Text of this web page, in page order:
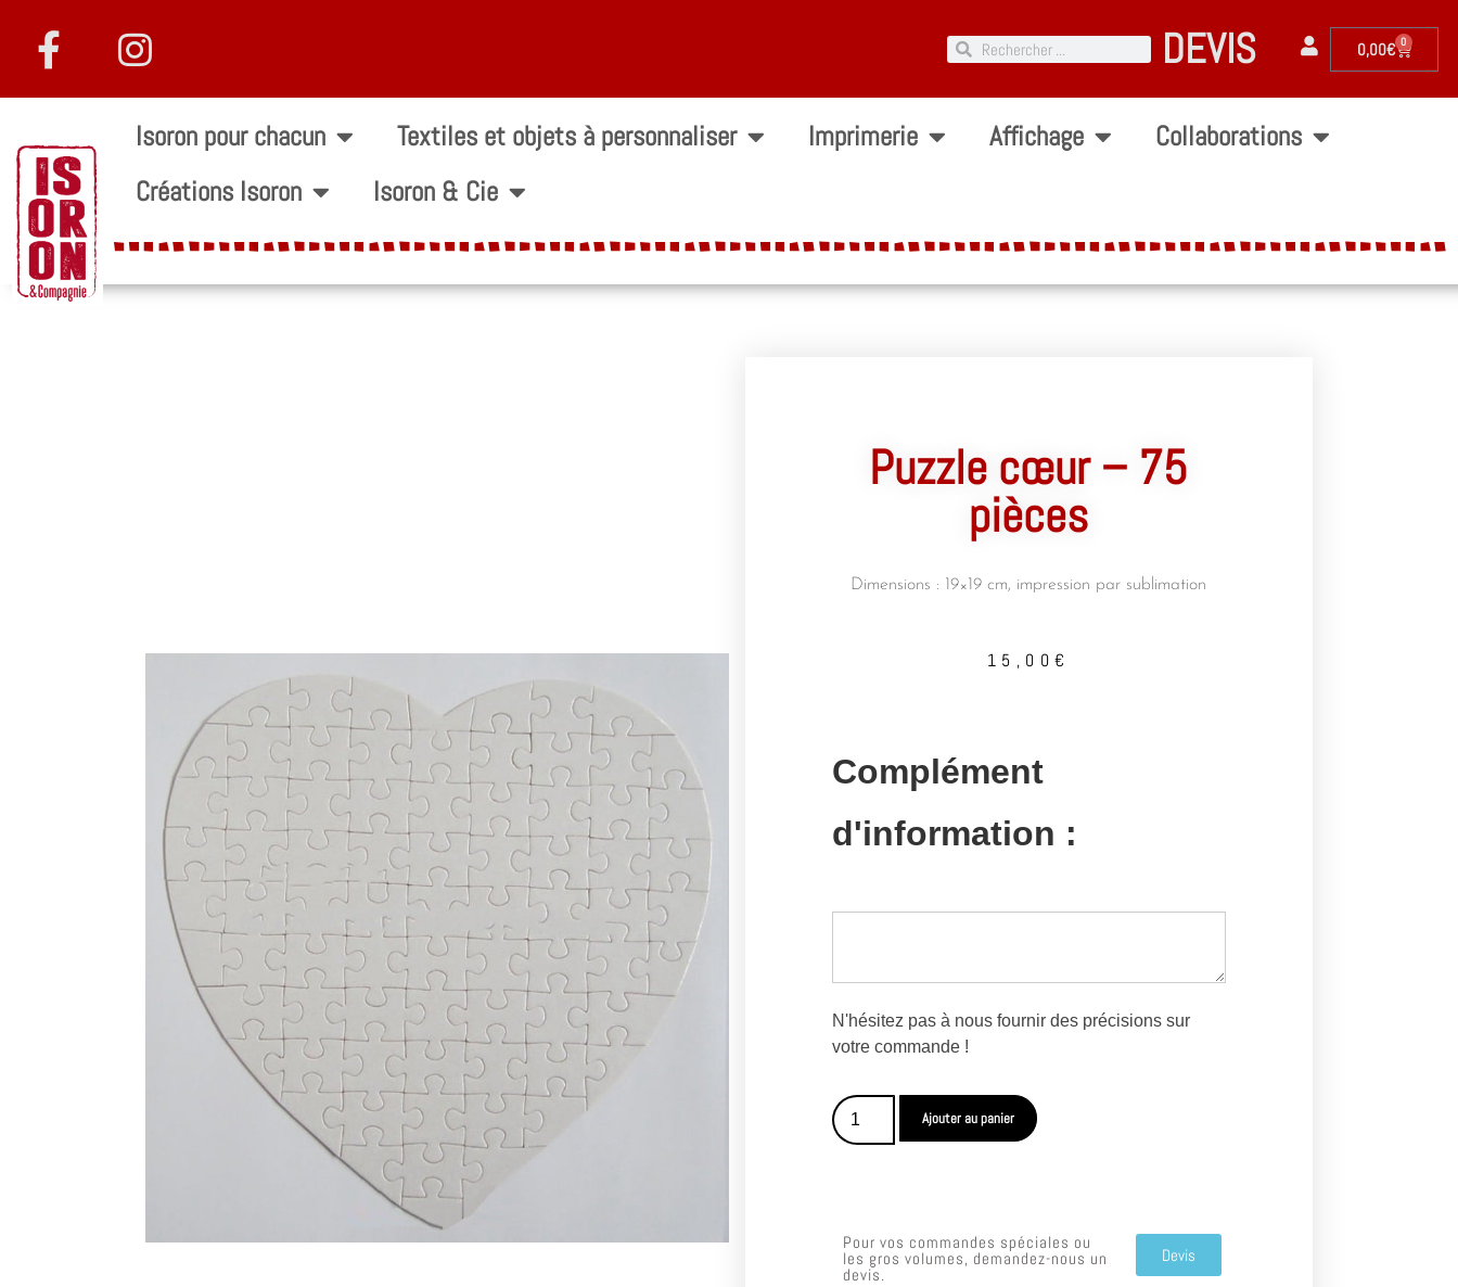
DEVIS 0,00€ 0
Isoron pour chacun Textiles et objets à personnaliser Imprimerie Affichage
Collaborations
Créations Isoron
Isoron & Cie
Puzzle cœur – 75
pièces
Dimensions : 19×19 cm, impression par sublimation
15,00€
Complément
d'information :
N'hésitez pas à nous fournir des précisions sur
votre commande !
Ajouter au panier
Pour vos commandes spéciales ou
les gros volumes, demandez-nous un
devis.
Devis